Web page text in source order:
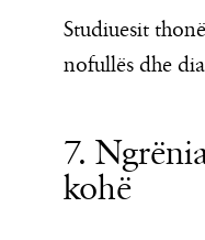
Studiuesit
nofullës dhe
7.
kohë